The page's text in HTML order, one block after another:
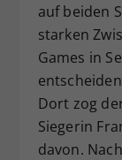
auf beiden
starken
Games in
Dort zog
Siegerin
davon.